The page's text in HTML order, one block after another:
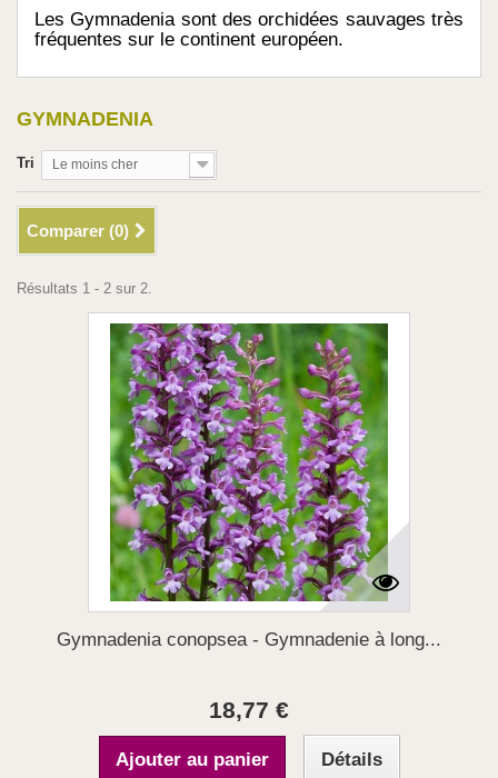
Les Gymnadenia sont des orchidées sauvages très
fréquentes sur le continent européen.
GYMNADENIA
Tri Le moins cher
Comparer (0)
Résultats 1 - 2 sur 2.
Gymnadenia conopsea - Gymnadenie à long...
18,77 €
Ajouter au panier Détails